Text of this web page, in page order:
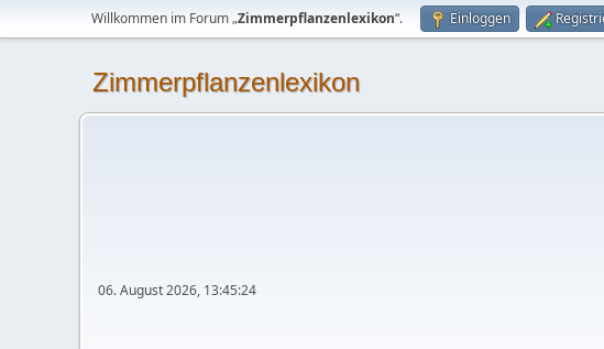
Willkommen im Forum „Zimmerpflanzenlexikon“. Einloggen
Zimmerpflanzenlexikon
06. August 2026, 13:45:24